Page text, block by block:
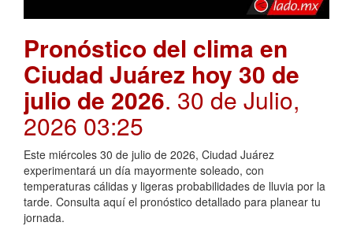
Pronóstico del clima en
Ciudad Juárez hoy 30 de
julio de 2026. 30 de Julio,
2026 03:25
Este miércoles 30 de julio de 2026, Ciudad Juárez
experimentará un día mayormente soleado, con
temperaturas cálidas y ligeras probabilidades de lluvia por la
tarde. Consulta aquí el pronóstico detallado para planear tu
jornada.